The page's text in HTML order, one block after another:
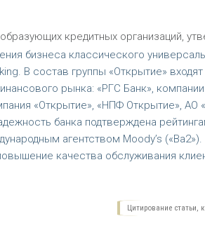
кредитных организаций,
бизнеса классического
В состав группы «Открытие»
рынка: «РГС Банк», компании
«Открытие», «НПФ Открытие», АО
банка подтверждена
агентством Moody’s («Ba2»).
качества обслуживания
Цитирование статьи,